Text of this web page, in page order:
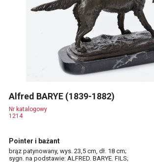
Alfred BARYE (1839-1882)
Nr katalogowy
1214
Pointer i bażant
brąz patynowany, wys. 23,5 cm, dł. 18 cm;
sygn. na podstawie: ALFRED. BARYE. FILS;